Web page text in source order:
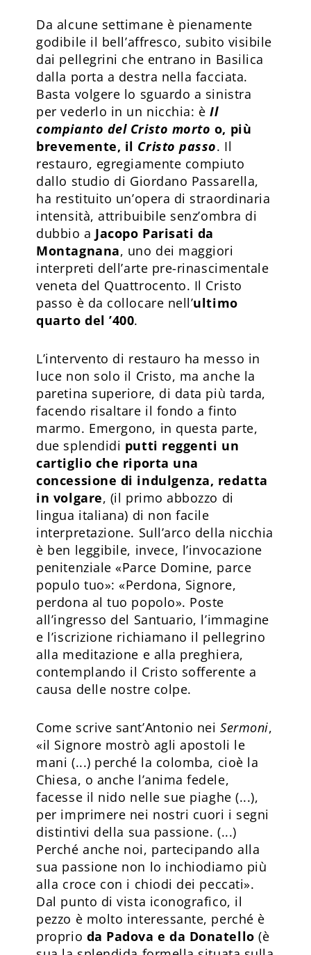
Da alcune settimane è pienamente
godibile il bell’affresco, subito visibile
dai pellegrini che entrano in Basilica
dalla porta a destra nella facciata.
Basta volgere lo sguardo a sinistra
per vederlo in un nicchia: è Il
compianto del Cristo morto o, più
brevemente, il Cristo passo. Il
restauro, egregiamente compiuto
dallo studio di Giordano Passarella,
ha restituito un’opera di straordinaria
intensità, attribuibile senz’ombra di
dubbio a Jacopo Parisati da
Montagnana, uno dei maggiori
interpreti dell’arte pre-rinascimentale
veneta del Quattrocento. Il Cristo
passo è da collocare nell’ultimo
quarto del ’400.
L’intervento di restauro ha messo in
luce non solo il Cristo, ma anche la
paretina superiore, di data più tarda,
facendo risaltare il fondo a finto
marmo. Emergono, in questa parte,
due splendidi putti reggenti un
cartiglio che riporta una
concessione di indulgenza, redatta
in volgare, (il primo abbozzo di
lingua italiana) di non facile
interpretazione. Sull’arco della nicchia
è ben leggibile, invece, l’invocazione
penitenziale «Parce Domine, parce
populo tuo»: «Perdona, Signore,
perdona al tuo popolo». Poste
all’ingresso del Santuario, l’immagine
e l’iscrizione richiamano il pellegrino
alla meditazione e alla preghiera,
contemplando il Cristo sofferente a
causa delle nostre colpe.
Come scrive sant’Antonio nei Sermoni,
«il Signore mostrò agli apostoli le
mani (...) perché la colomba, cioè la
Chiesa, o anche l’anima fedele,
facesse il nido nelle sue piaghe (...),
per imprimere nei nostri cuori i segni
distintivi della sua passione. (...)
Perché anche noi, partecipando alla
sua passione non lo inchiodiamo più
alla croce con i chiodi dei peccati».
Dal punto di vista iconografico, il
pezzo è molto interessante, perché è
proprio da Padova e da Donatello(è